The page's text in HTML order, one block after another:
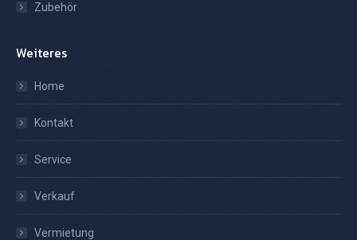
Zubehör
Weiteres
Home
Kontakt
Service
Verkauf
Vermietung